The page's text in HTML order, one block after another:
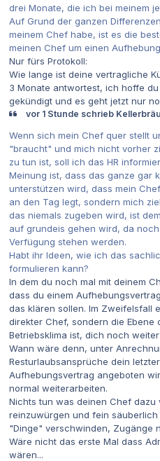
drei Monate, die ich bei meinem
Auf Grund der ganzen
meinem Chef habe, ist es die
meinen Chef um einen
Nur fürs Protokoll:
Wie lange ist deine vertragliche
3 Monate antwortest, ich hoffe
gekündigt und es geht jetzt nur
vor 1 Stunde schrieb
Wenn sich mein Chef quer stellt
"braucht" und mich nicht vorher
zu tun ist, soll ich das HR
Meinung ist, dass das ganze gar
unterstützen wird, dass mein
an den Tag legt, sondern mich
das niemals zugeben wird, ist
auf grundeis gehen wird, da
Verfügung stehen werden.
Habt ihr Ideen, wie ich das
formulieren kann?
In dem du noch mal mit deinem
dass du einem
das klären sollen. Im Zweifelsfall
direkter Chef, sondern die
Betriebsklima ist, dich noch
Wann wäre denn, unter
Resturlaubsansprüche dein
Aufhebungsvertrag angeboten
normal weiterarbeiten.
Nichts tun was deinen Chef
reinzuwürgen und fein
"Dinge" verschwinden, Zugänge
Wäre nicht das erste Mal dass
wären...